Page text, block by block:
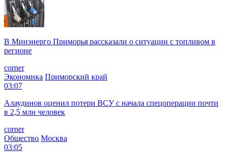
В Минэнерго Приморья рассказали о ситуации с топливом в
регионе
corner
Экономика Приморский край
03:07
Алаудинов оценил потери ВСУ с начала спецоперации почти
в 2,5 млн человек
corner
Общество Москва
03:05